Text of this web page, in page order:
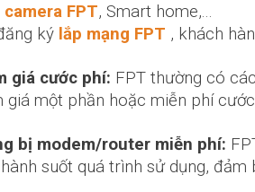
camera FPT, Smart home,...
ký lắp mạng FPT , khách
giá cước phí: FPT thường có
giá một phần hoặc miễn phí
bị modem/router miễn phí:
suốt quá trình sử dụng,